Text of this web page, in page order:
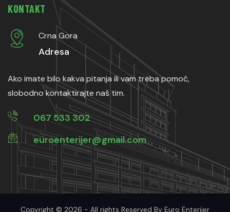
KONTAKT
Crna Gora
Adresa
Ako imate bilo kakva pitanja ili vam treba pomoć,
slobodno kontaktirajte naš tim.
067 533 302
euroenterijer@gmail.com
Copyright © 2026 - All rights Reserved By Euro Enterijer